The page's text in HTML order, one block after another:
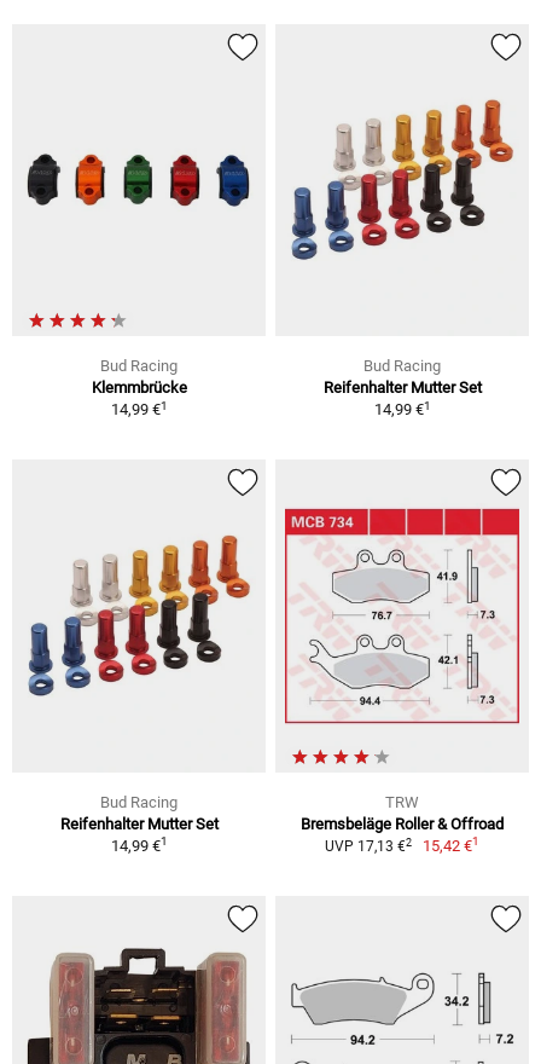
Bud Racing
Klemmbrücke
14,99 €1
Bud Racing
Reifenhalter Mutter Set
14,99 €1
Bud Racing
Reifenhalter Mutter Set
14,99 €1
TRW
Bremsbeläge Roller & Offroad
UVP 17,13 €2 15,42 €1